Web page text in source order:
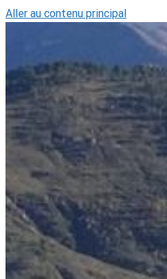
Aller au contenu principal